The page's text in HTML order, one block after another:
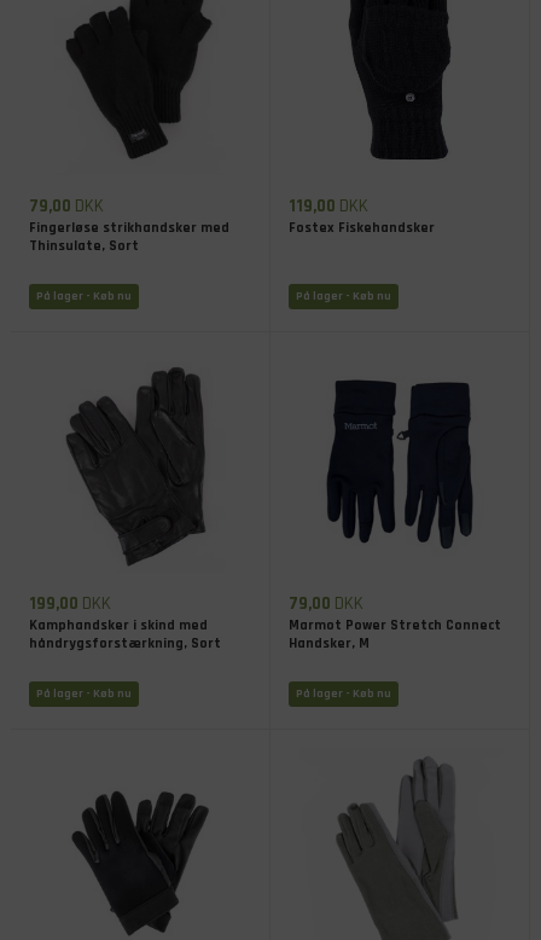
79,00 DKK
Fingerløse strikhandsker med
Thinsulate, Sort
På lager - Køb nu
119,00 DKK
Fostex Fiskehandsker
På lager - Køb nu
199,00 DKK
Kamphandsker i skind med
håndrygsforstærkning, Sort
På lager - Køb nu
79,00 DKK
Marmot Power Stretch Connect
Handsker, M
På lager - Køb nu